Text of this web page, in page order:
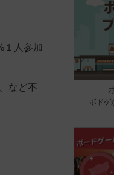
１人参加
など不
ボドゲ